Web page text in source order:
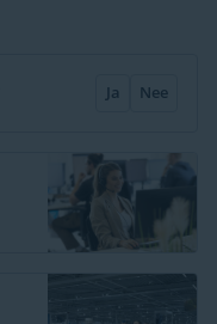
Ja Nee